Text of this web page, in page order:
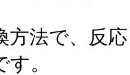
方法で、反
。